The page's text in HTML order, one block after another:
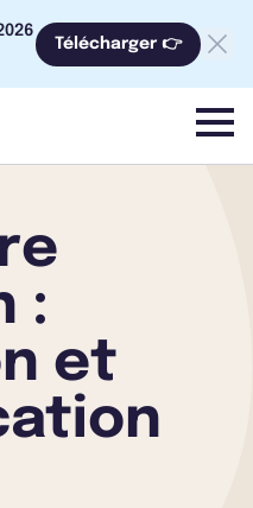
Télécharger 👉
menu
:
et